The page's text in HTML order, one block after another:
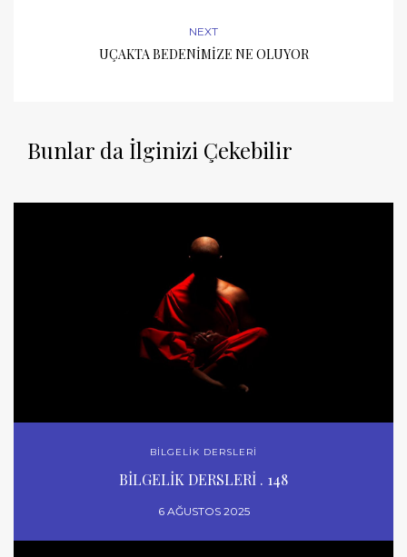
NEXT
UÇAKTA BEDENİMİZE NE OLUYOR
Bunlar da İlginizi Çekebilir
BİLGELİK DERSLERİ
BİLGELİK DERSLERİ . 148
6 AĞUSTOS 2025